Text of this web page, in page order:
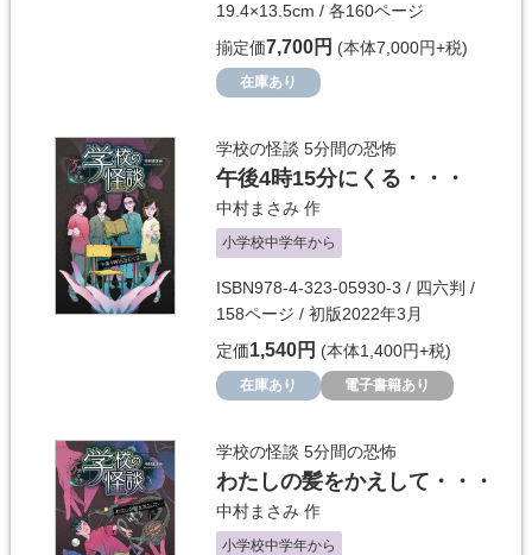
19.4×13.5cm / 各160ページ
揃定価7,700円 (本体7,000円+税)
在庫あり
学校の怪談 5分間の恐怖
午後4時15分にくる・・・
中村まさみ 作
小学校中学年から
ISBN978-4-323-05930-3 / 四六判 /
158ページ / 初版2022年3月
定価1,540円 (本体1,400円+税)
在庫あり 電子書籍あり
学校の怪談 5分間の恐怖
わたしの髪をかえして・・・
中村まさみ 作
小学校中学年から